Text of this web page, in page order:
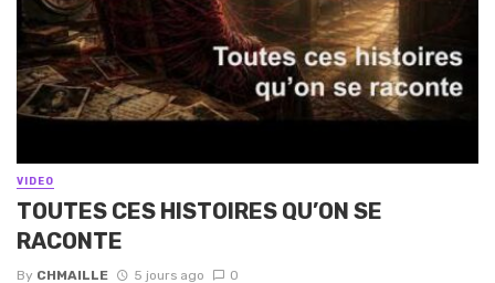
VIDEO
TOUTES CES HISTOIRES QU’ON SE
RACONTE
By CHMAILLE 5 jours ago 0